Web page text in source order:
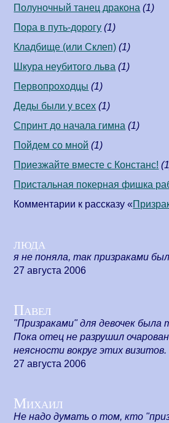
Полуночный танец дракона (1)
Пора в путь-дорогу (1)
Кладбище (или Склеп) (1)
Шкура неубитого льва (1)
Первопроходцы (1)
Деды были у всех (1)
Спринт до начала гимна (1)
Пойдем со мной (1)
Приезжайте вместе с Констанс!
Пристальная покерная фишка
Комментарии к рассказу «
люда
я не поняла, так призраками
27 августа 2006
Павел
"Призраками" для девочек была
Пока отец не разрушил
неясности вокруг этих визитов.
27 августа 2006
Михаил
Не надо думать о том, кто